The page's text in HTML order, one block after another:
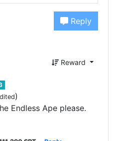
Reply
Reward
)
Endless Ape please.